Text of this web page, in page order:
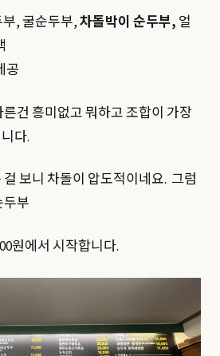
, 굴순두부,차돌박이 순두부, 얼
공
건 흥미없고 뭐하고 조합이 가장
다.
보니 차돌이 압도적이네요. 그럼
두부
원에서 시작합니다.